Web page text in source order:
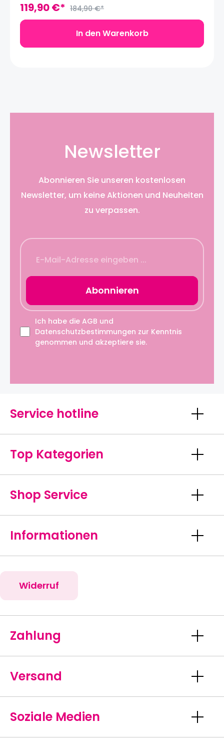
Schmuck getrennt verstauen und schützen ihn so
vor dem Verkratzen. Aus der Katrin Leuze
Collection. Maße: 20 x 10 x 2,5 cm
(zusammengerollt); 20 x 31 x 1 cm (geöffnet)
119,90 €* 184,90 €*
In den Warenkorb
Newsletter
Abonnieren Sie unseren kostenlosen
Newsletter, um keine Aktionen und Neuheiten
zu verpassen.
Abonnieren
Ich habe die AGB und
Datenschutzbestimmungen zur Kenntnis
genommen und akzeptiere sie.
Service hotline
Top Kategorien
Shop Service
Informationen
Widerruf
Zahlung
Versand
Soziale Medien